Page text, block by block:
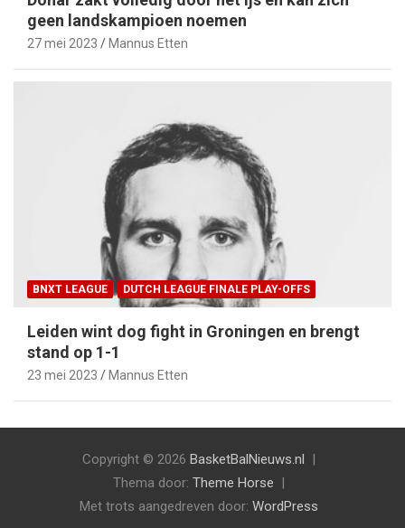
geen landskampioen noemen
27 mei 2023 Mannus Etten
BNXT LEAGUE DUTCH LEAGUE FINALE PLAY-OFFS
Leiden wint dog fight in Groningen en brengt
stand op 1-1
23 mei 2023 Mannus Etten
Copyright © 2026 BasketBalNieuws.nl
Thema door: Theme Horse
Met trots aangedreven door: WordPress